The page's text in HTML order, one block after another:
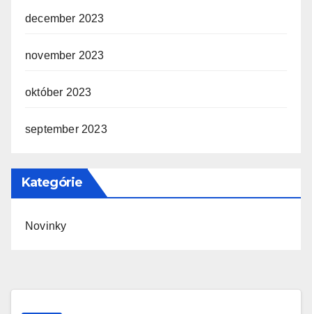
december 2023
november 2023
október 2023
september 2023
Kategórie
Novinky